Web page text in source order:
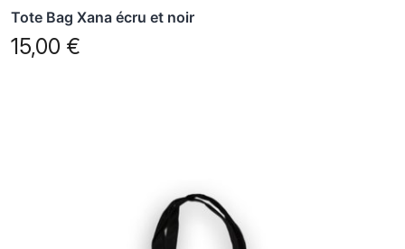
Tote Bag Xana écru et noir
15,00 €